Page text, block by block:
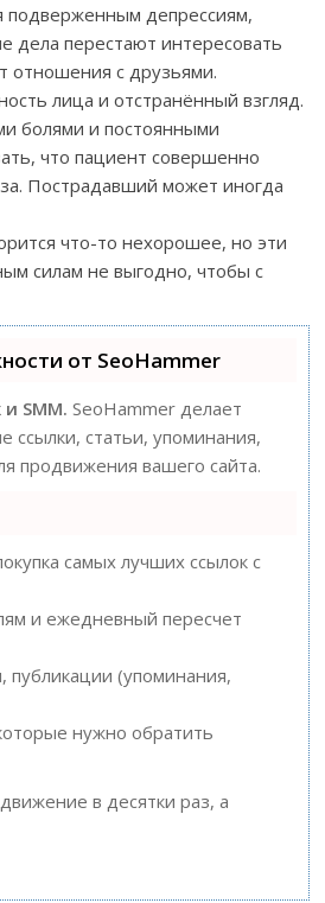
подверженным депрессиям,
дела перестают интересовать
отношения с друзьями.
лица и отстранённый взгляд.
болями и постоянными
что пациент совершенно
Пострадавший может иногда
что-то нехорошее, но эти
силам не выгодно, чтобы с
от SeoHammer
SMM. SeoHammer делает
ссылки, статьи, упоминания,
продвижения вашего сайта.
самых лучших ссылок с
и ежедневный пересчет
(упоминания,
нужно обратить
в десятки раз, а